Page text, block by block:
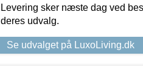
Levering sker næste dag ved
deres udvalg.
Se udvalget på LuxoLiving.dk